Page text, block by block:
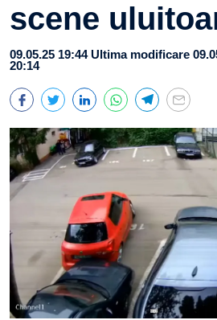
scene
09.05.25 19:44 Ultima modificare
20:14